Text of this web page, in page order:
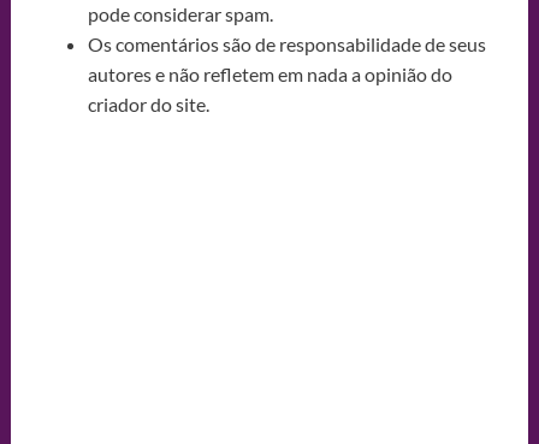
pode considerar spam.
Os comentários são de responsabilidade de seus
autores e não refletem em nada a opinião do
criador do site.